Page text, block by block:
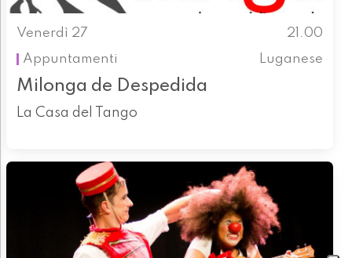
Venerdì 27
21.00
Appuntamenti
Luganese
Milonga de Despedida
La Casa del Tango